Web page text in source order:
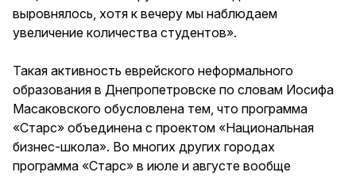
выровнялось, хотя к вечеру мы наблюдаем
увеличение количества студентов».
Такая активность еврейского неформального
образования в Днепропетровске по словам Иосифа
Масаковского обусловлена тем, что программа
«Старс» объединена с проектом «Национальная
бизнес-школа». Во многих других городах
программа «Старс» в июле и августе вообще